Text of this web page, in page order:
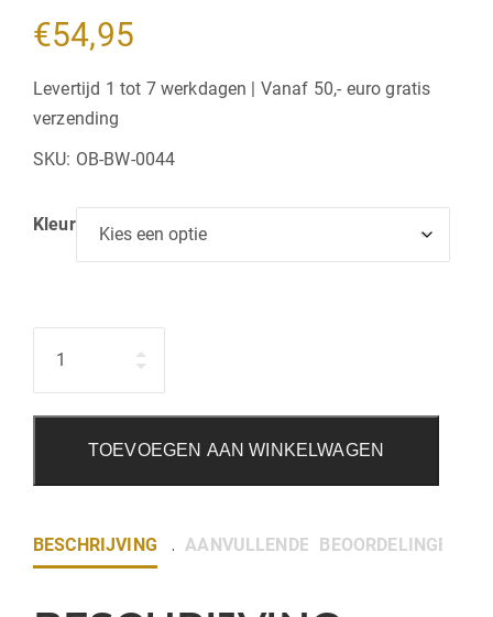
€54,95
Levertijd 1 tot 7 werkdagen | Vanaf 50,- euro gratis
verzending
SKU: OB-BW-0044
Kleur
TOEVOEGEN AAN WINKELWAGEN
BESCHRIJVING AANVULLENDE INFORMATIE
BEOORDELINGEN (0)